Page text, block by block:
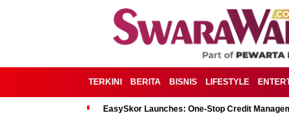
TERKINI BERITA BISNIS LIFESTYLE
EasySkor Launches: One-Stop Credit